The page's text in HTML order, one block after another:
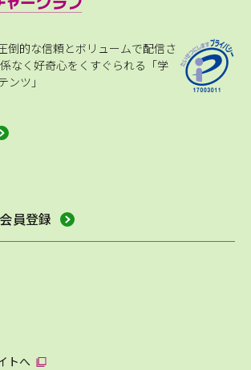
倒的な信頼とボリュームで配信さ
なく好奇心をくすぐられる「学
ンツ」
員登録
トへ